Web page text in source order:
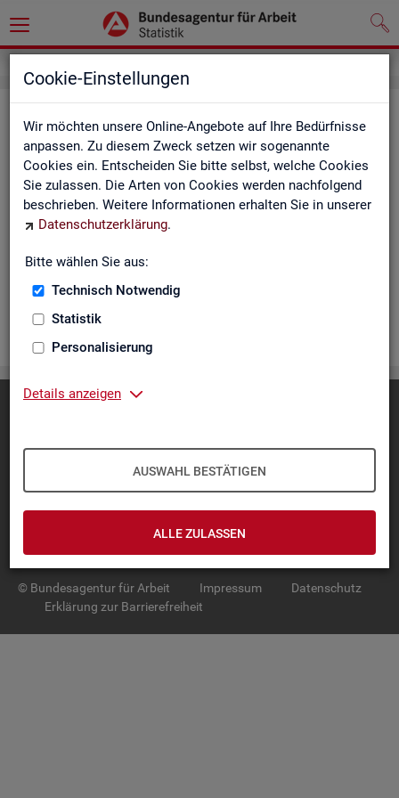
Cookie-Einstellungen
Wir möchten unsere Online-Angebote auf Ihre Bedürfnisse
anpassen. Zu diesem Zweck setzen wir sogenannte
Cookies ein. Entscheiden Sie bitte selbst, welche Cookies
Sie zulassen. Die Arten von Cookies werden nachfolgend
beschrieben. Weitere Informationen erhalten Sie in unserer
Datenschutzerklärung.
Bitte wählen Sie aus:
Technisch Notwendig
Statistik
Personalisierung
Details anzeigen
AUSWAHL BESTÄTIGEN
ALLE ZULASSEN
Ar­beits­lo­se und Ar­beits­lo­sen­quo­
ten - Deutsch­land, Län­der, Krei­se
und Ge­mein­den (Zeit­rei­he Mo­nats-
und Jah­res­zah­len)
nen über Ar­beits­lo­se nach Alter, Ge­schlecht, Staats­an­ge­hö­
rig­keit, Schwer­be­hin­de­rung und wei­te­re Merk­ma­le sowie Ar­
beits­lo­sen­quo­ten.
Diese Seite empfehlen
IN­TER­AK­TI­VE STA­TIS­TI­KEN
GRUND­LA­GEN
© Bundesagentur für Arbeit Impressum
Datenschutz
Erklärung zur Barrierefreiheit